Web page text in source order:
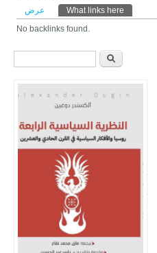
التبويبات الأساسية
عرض What links here
No backlinks found.
استمارة البحث